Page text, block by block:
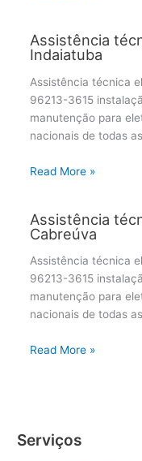
Assistência
Indaiatuba
Assistência técnica
96213-3615
manutenção para
nacionais de todas
Read More »
Assistência
Cabreúva
Assistência técnica
96213-3615
manutenção para
nacionais de todas
Read More »
Serviços